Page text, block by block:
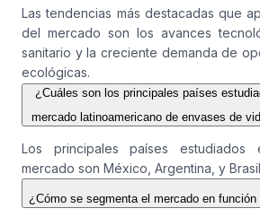
Las tendencias más destacadas que
del mercado son los avances
sanitario y la creciente demanda de
ecológicas.
¿Cuáles son los principales países
mercado latinoamericano de envases de
Los principales países
mercado son México, Argentina, y
¿Cómo se segmenta el mercado en función